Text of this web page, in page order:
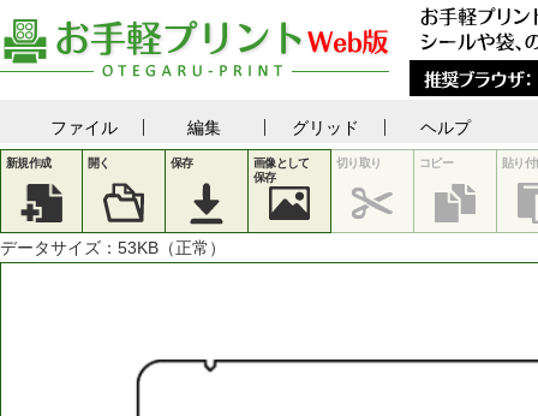
ファイル 編集 グリッド ヘルプ
新規作成 開く 保存
画像として
保存
切り取り コピー 貼り付
データサイズ： 53KB（正常）